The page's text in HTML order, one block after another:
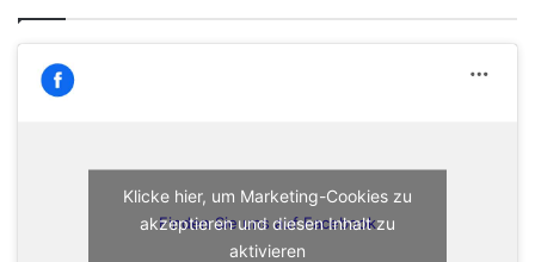
Finden Sie uns auf Facebook
Klicke hier, um Marketing-Cookies zu
akzeptieren und diesen Inhalt zu
aktivieren